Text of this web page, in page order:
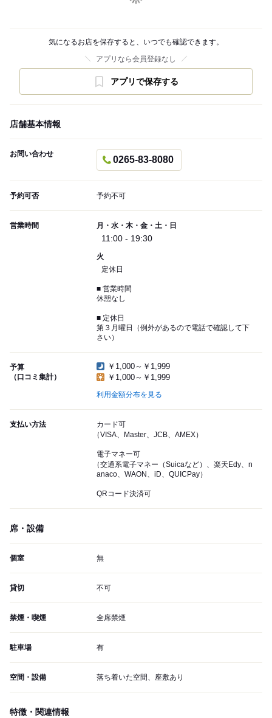
気になるお店を保存すると、いつでも確認できます。
アプリなら会員登録なし
アプリで保存する
店舗基本情報
お問い合わせ
0265-83-8080
予約可否 予約不可
営業時間 月・水・木・金・土・日
11:00 - 19:30
火
定休日
■ 営業時間
休憩なし
■ 定休日
第３月曜日（例外があるので電話で確認して下
さい）
予算
（口コミ集計）
￥1,000～￥1,999
￥1,000～￥1,999
利用金額分布を見る
支払い方法
カード可
（VISA、Master、JCB、AMEX）
電子マネー可
（交通系電子マネー（Suicaなど）、楽天Edy、n
anaco、WAON、iD、QUICPay）
QRコード決済可
席・設備
個室 無
貸切 不可
禁煙・喫煙 全席禁煙
駐車場 有
空間・設備 落ち着いた空間、座敷あり
特徴・関連情報